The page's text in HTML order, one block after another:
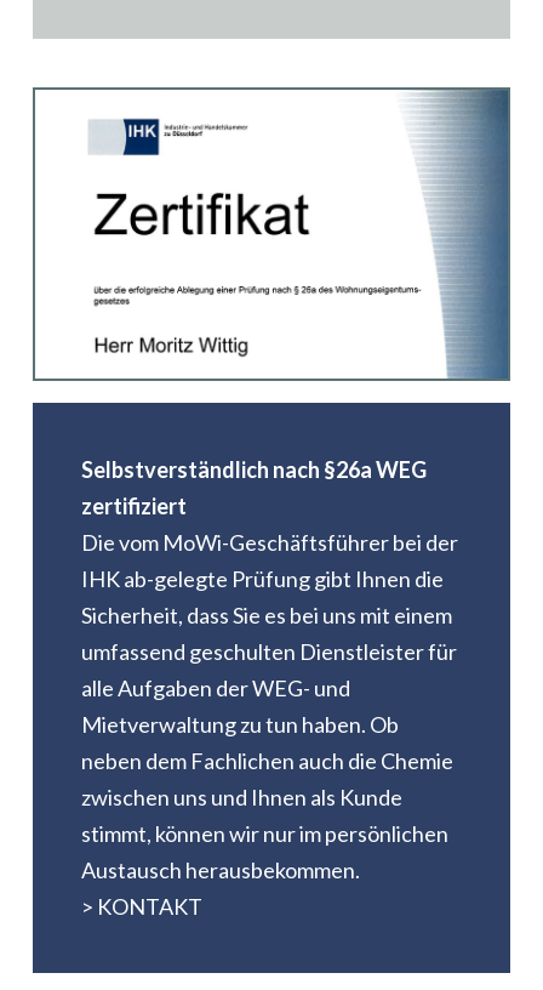
Selbstverständlich nach §26a WEG
zertifiziert
Die vom MoWi-Geschäftsführer bei der
IHK ab-gelegte Prüfung gibt Ihnen die
Sicherheit, dass Sie es bei uns mit einem
umfassend geschulten Dienstleister für
alle Aufgaben der WEG- und
Mietverwaltung zu tun haben. Ob
neben dem Fachlichen auch die Chemie
zwischen uns und Ihnen als Kunde
stimmt, können wir nur im persönlichen
Austausch herausbekommen.
> KONTAKT